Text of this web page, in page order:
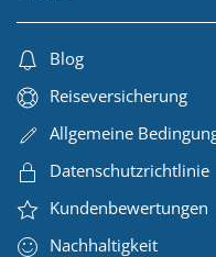
Blog
Reiseversicherung
Allgemeine
Datenschutzrichtlinie
Kundenbewertungen
Nachhaltigkeit